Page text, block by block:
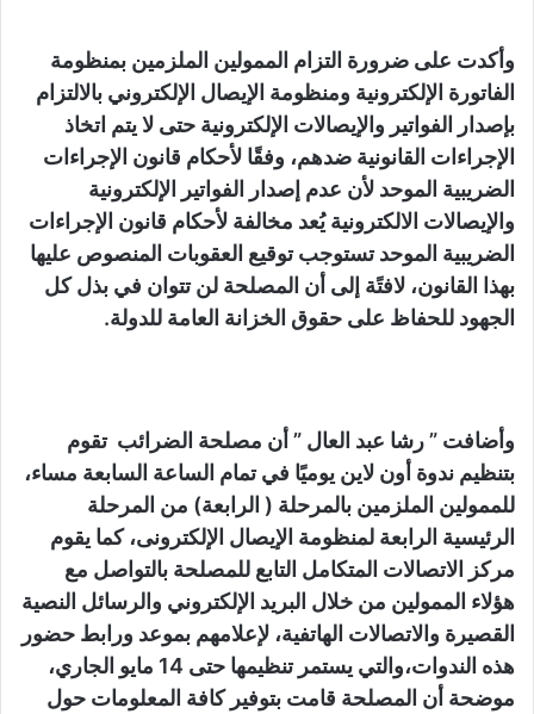
وأكدت على ضرورة التزام الممولين الملزمين بمنظومة
الفاتورة الإلكترونية ومنظومة الإيصال الإلكتروني بالالتزام
بإصدار الفواتير والإيصالات الإلكترونية حتى لا يتم اتخاذ
الإجراءات القانونية ضدهم، وفقًا لأحكام قانون الإجراءات
الضريبية الموحد لأن عدم إصدار الفواتير الإلكترونية
والإيصالات الالكترونية يُعد مخالفة لأحكام قانون الإجراءات
الضريبية الموحد تستوجب توقيع العقوبات المنصوص عليها
بهذا القانون، لافتًة إلى أن المصلحة لن تتوان في بذل كل
الجهود للحفاظ على حقوق الخزانة العامة للدولة.
وأضافت ” رشا عبد العال ” أن مصلحة الضرائب تقوم
بتنظيم ندوة أون لاين يوميًا في تمام الساعة السابعة مساء،
للممولين الملزمين بالمرحلة ( الرابعة) من المرحلة
الرئيسية الرابعة لمنظومة الإيصال الإلكترونى، كما يقوم
مركز الاتصالات المتكامل التابع للمصلحة بالتواصل مع
هؤلاء الممولين من خلال البريد الإلكتروني والرسائل النصية
القصيرة والاتصالات الهاتفية، لإعلامهم بموعد ورابط حضور
هذه الندوات،والتي يستمر تنظيمها حتى 14 مايو الجاري،
موضحة أن المصلحة قامت بتوفير كافة المعلومات حول